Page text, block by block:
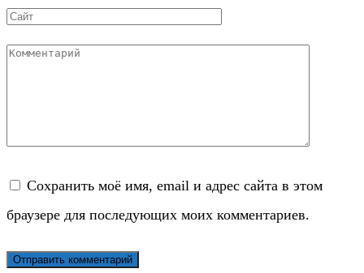
Сайт
Комментарий
Сохранить моё имя, email и адрес сайта в этом
браузере для последующих моих комментариев.